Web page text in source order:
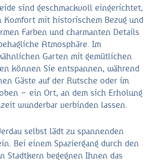
sind geschmackvoll eingerichtet,
Komfort mit historischem Bezug und
Farben und charmanten Details
Atmosphäre. Im
Garten mit gemütlichen
können Sie entspannen, während
Gäste auf der Rutsche oder im
– ein Ort, an dem sich Erholung
wunderbar verbinden lassen.
selbst lädt zu spannenden
Bei einem Spaziergang durch den
Stadtkern begegnen Ihnen das